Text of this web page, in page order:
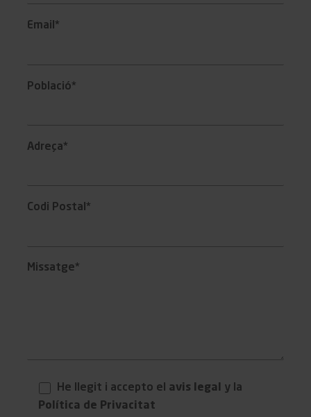
Email*
Població*
Adreça*
Codi Postal*
Missatge*
He llegit i accepto el avis legal
y la
Política de Privacitat